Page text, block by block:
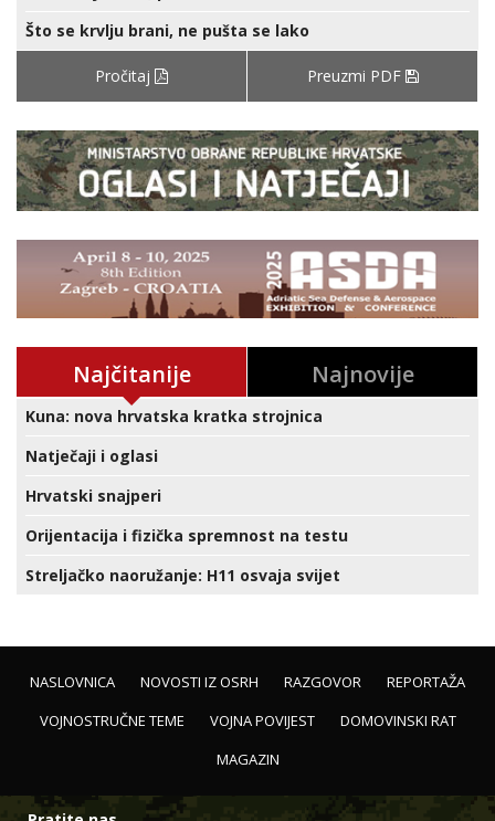
Što se krvlju brani, ne pušta se lako
Pročitaj Preuzmi PDF
Najčitanije Najnovije
Kuna: nova hrvatska kratka strojnica
Natječaji i oglasi
Hrvatski snajperi
Orijentacija i fizička spremnost na testu
Streljačko naoružanje: H11 osvaja svijet
NASLOVNICA NOVOSTI IZ OSRH RAZGOVOR
REPORTAŽA
VOJNOSTRUČNE TEME
VOJNA POVIJEST
DOMOVINSKI RAT
MAGAZIN